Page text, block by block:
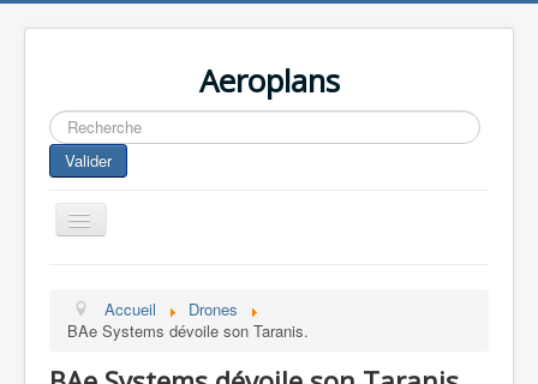
Aeroplans
Rechercher
Valider
Toggle
Navigation
Aviation Commerciale
Accueil
Drones
BAe Systems dévoile son Taranis.